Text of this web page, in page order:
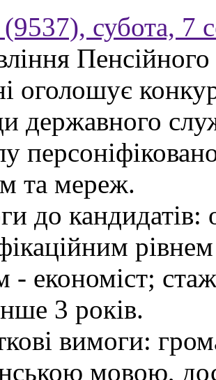
субота, 7
оголошує
державного
та мереж.
до кандидатів:
- економіст;
3 років.
вимоги:
мовою,